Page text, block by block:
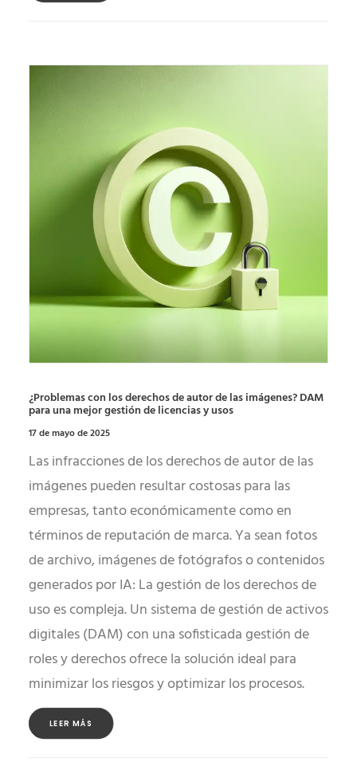
¿Problemas con los derechos de autor de las imágenes? DAM
para una mejor gestión de licencias y usos
17 de mayo de 2025
Las infracciones de los derechos de autor de las
imágenes pueden resultar costosas para las
empresas, tanto económicamente como en
términos de reputación de marca. Ya sean fotos
de archivo, imágenes de fotógrafos o contenidos
generados por IA: La gestión de los derechos de
uso es compleja. Un sistema de gestión de activos
digitales (DAM) con una sofisticada gestión de
roles y derechos ofrece la solución ideal para
minimizar los riesgos y optimizar los procesos.
LEER MÁS